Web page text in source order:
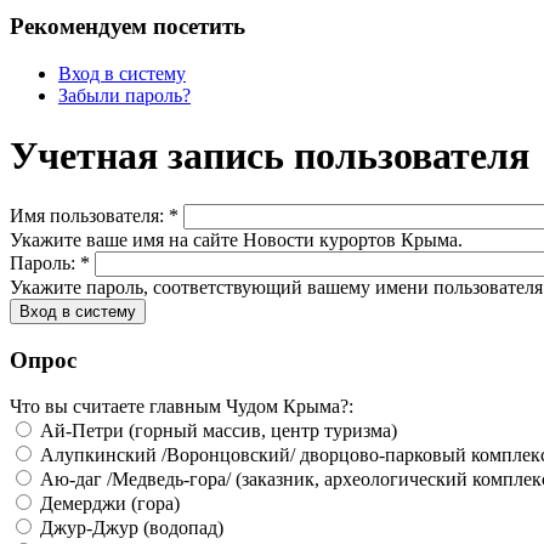
Рекомендуем посетить
Вход в систему
Забыли пароль?
Учетная запись пользователя
Имя пользователя: *
Укажите ваше имя на сайте Новости курортов Крыма.
Пароль: *
Укажите пароль, соответствующий вашему имени
Опрос
Что вы считаете главным Чудом Крыма?:
Ай-Петри (горный массив, центр туризма)
Алупкинский /Воронцовский/ дворцово-парковый
Аю-даг /Медведь-гора/ (заказник, археологический
Демерджи (гора)
Джур-Джур (водопад)